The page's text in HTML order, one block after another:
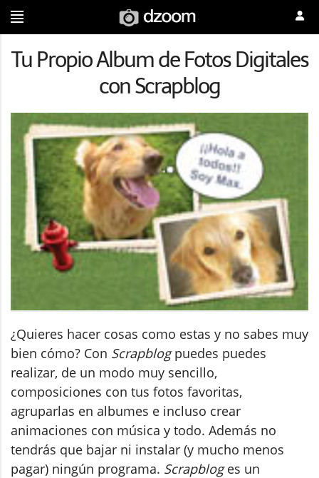
Tu Propio Album de Fotos Digitales
con Scrapblog
¿Quieres hacer cosas como estas y no sabes muy
bien cómo? Con Scrapblogpuedes puedes
realizar, de un modo muy sencillo,
composiciones con tus fotos favoritas,
agruparlas en albumes e incluso crear
animaciones con música y todo. Además no
tendrás que bajar ni instalar (y mucho menos
pagar) ningún programa. Scrapbloges un